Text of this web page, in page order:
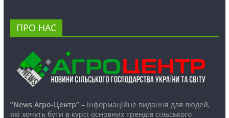
ПРО НАС
“News Агро-Центр”– інформаційне видання для людей,
які хочуть бути в курсі основних трендів сільського